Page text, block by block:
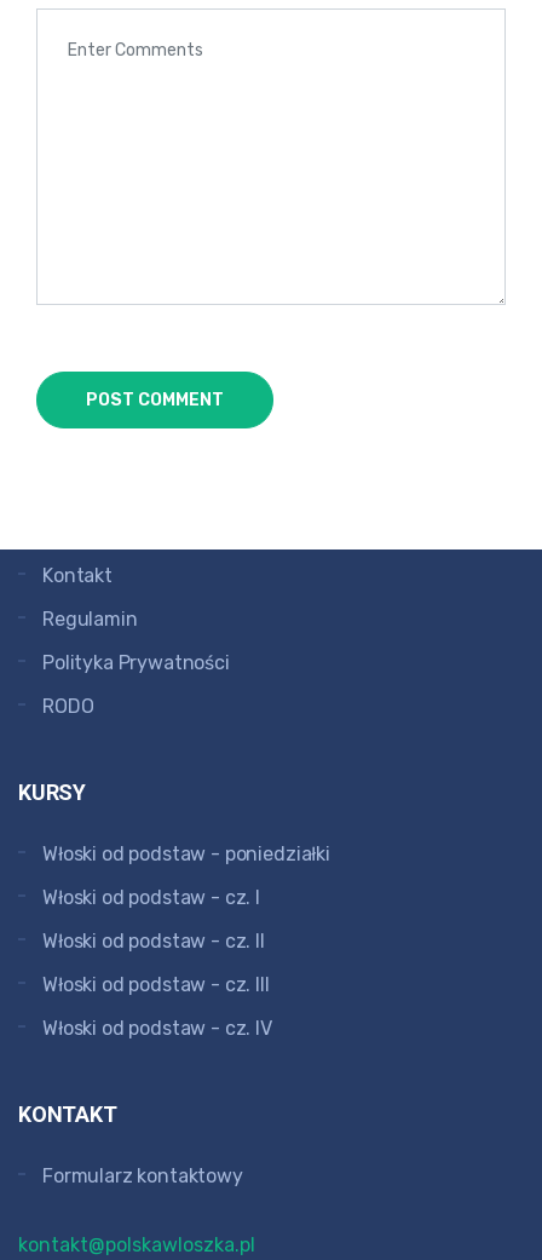
Profesjonalny blog o kulturze i języku włoskim.
NA SKRÓTY
Kontakt
Regulamin
Polityka Prywatności
RODO
KURSY
Włoski od podstaw - poniedziałki
Włoski od podstaw - cz. I
Włoski od podstaw - cz. II
Włoski od podstaw - cz. III
Włoski od podstaw - cz. IV
KONTAKT
Formularz kontaktowy
kontakt@polskawloszka.pl